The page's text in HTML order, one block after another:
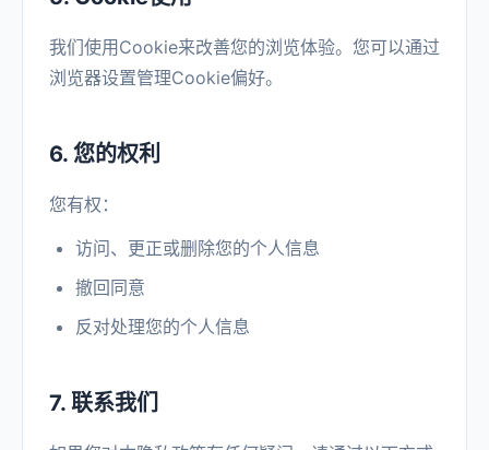
我们使用Cookie来改善您的浏览体验。您可以通过
浏览器设置管理Cookie偏好。
6. 您的权利
您有权：
访问、更正或删除您的个人信息
撤回同意
反对处理您的个人信息
7. 联系我们